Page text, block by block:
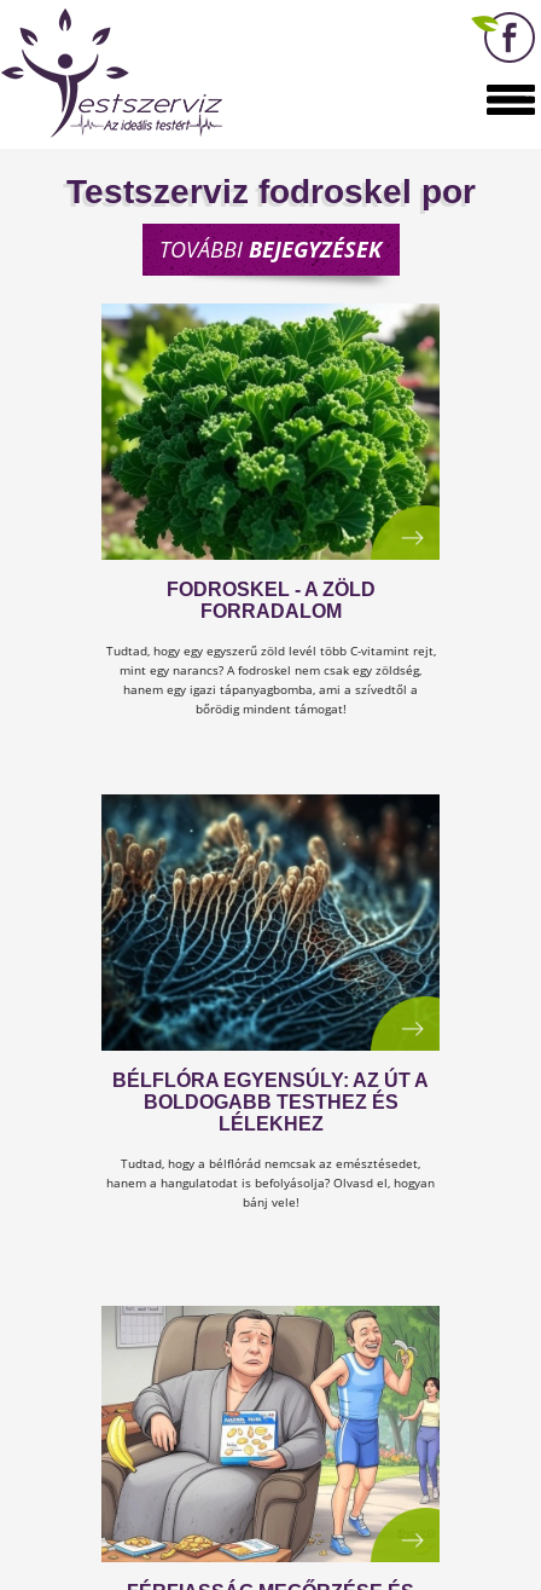
Testszerviz fodroskel por
TOVÁBBIBEJEGYZÉSEK
Tudtad, hogy egy egyszerű zöld levél több C-vitamint
mint egy narancs? A fodroskel nem csak egy zöldség,
hanem egy igazi tápanyagbomba, ami a szívedtől a
bőrödig mindent támogat!
BÉLFLÓRA EGYENSÚLY: AZ ÚT A
BOLDOGABB TESTHEZ ÉS
LÉLEKHEZ
Tudtad, hogy a bélflórád nemcsak az emésztésedet,
hanem a hangulatodat is befolyásolja? Olvasd el,
bánj vele!